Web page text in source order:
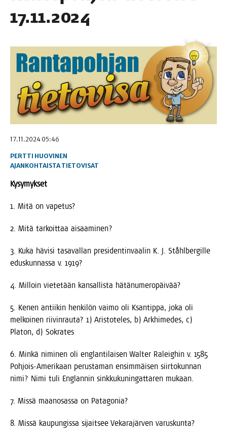
17.11.2024
17.11.2024 05:46
PERTTI HUOVINEN
AJANKOHTAISTA TIETOVISAT
Kysy­myk­set
1. Mitä on vapetus?
2. Mitä tar­koit­taa aisaaminen?
3. Kuka hävi­si tasa­val­lan pre­si­den­tin­vaa­lin K. J. Ståhl­ber­gil­le
edus­kun­nas­sa v. 1919?
4. Mil­loin vie­te­tään kan­sal­lis­ta hätänumeropäivää?
5. Kenen antii­kin hen­ki­lön vai­mo oli Ksan­tip­pa, joka oli
mel­koi­nen rii­vin­rau­ta? 1) Aris­to­te­les, b) Ark­hi­me­des, c)
Pla­ton, d) Sokrates
6. Min­kä nimi­nen oli englan­ti­lai­sen Wal­ter Raleig­hin v. 1585
Poh­jois-Ame­ri­kaan perus­ta­man ensim­mäi­sen siir­to­kun­nan
nimi? Nimi tuli Englan­nin sink­ku­ku­nin­gat­ta­ren mukaan.
7. Mis­sä maan­osas­sa on Patagonia?
8. Mis­sä kau­pun­gis­sa sijait­see Veka­ra­jär­ven varuskunta?